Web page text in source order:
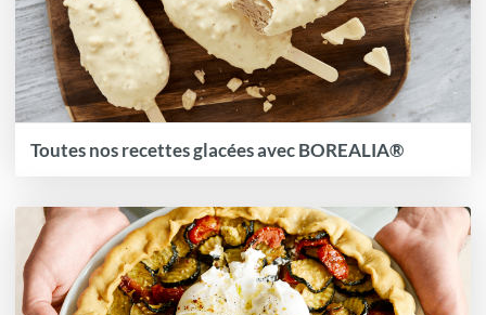
Toutes nos recettes glacées avec BOREALIA®